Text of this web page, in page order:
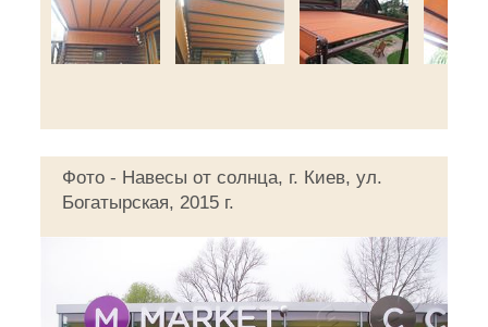
Фото - Навесы от солнца, г. Киев, ул.
Богатырская, 2015 г.